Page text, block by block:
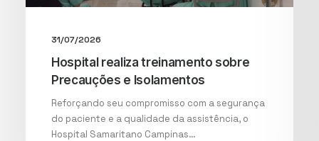
31/07/2026
Hospital realiza treinamento sobre
Precauções e Isolamentos
Reforçando seu compromisso com a segurança
do paciente e a qualidade da assistência, o
Hospital Samaritano Campinas…